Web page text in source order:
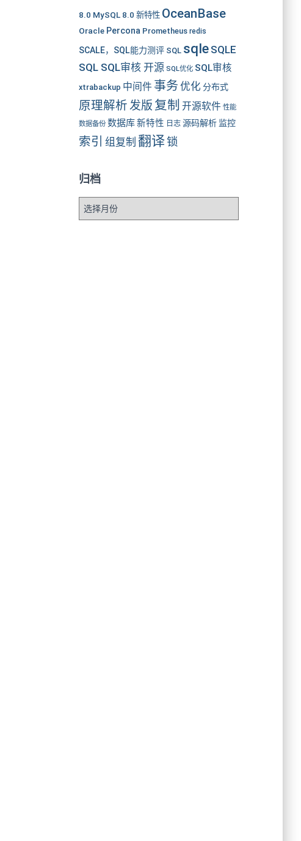
8.0 MySQL 8.0 新特性 OceanBase
Oracle Percona Prometheus redis
SCALE，SQL能力测评 SQL sqle SQLE
SQL SQL审核 开源 SQL优化 SQL审核
xtrabackup 中间件 事务 优化 分布式
原理解析发版 复制 开源软件 性能
数据备份 数据库 新特性 日志 源码解析 监控
索引 组复制 翻译锁
归档
归